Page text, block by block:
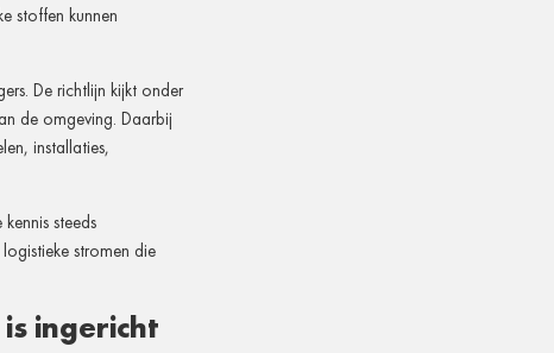
stoffen kunnen
De richtlijn kijkt onder
de omgeving. Daarbij
installaties,
steeds
stromen die
ingericht